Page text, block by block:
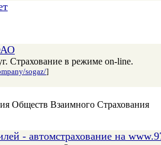
Страхование в режиме on-line.
sogaz/]
Обществ Взаимного Страхования
- автомстрахование на